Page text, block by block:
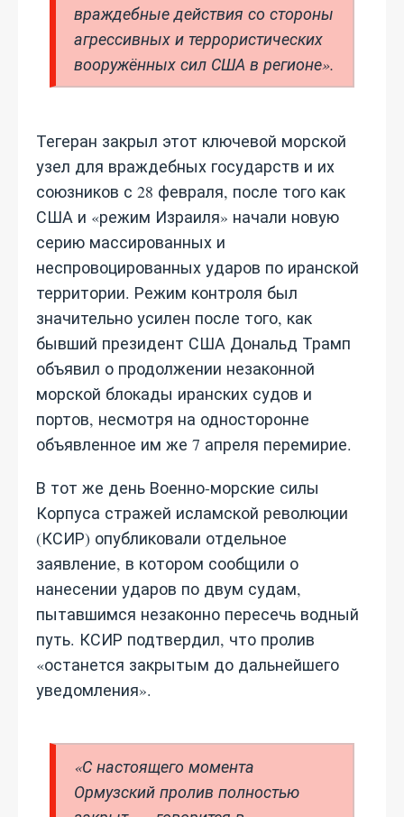
враждебные действия со стороны
агрессивных и террористических
вооружённых сил США в регионе».
Тегеран закрыл этот ключевой морской
узел для враждебных государств и их
союзников с 28 февраля, после того как
США и «режим Израиля» начали новую
серию массированных и
неспровоцированных ударов по иранской
территории. Режим контроля был
значительно усилен после того, как
бывший президент США Дональд Трамп
объявил о продолжении незаконной
морской блокады иранских судов и
портов, несмотря на односторонне
объявленное им же 7 апреля перемирие.
В тот же день Военно-морские силы
Корпуса стражей исламской революции
(КСИР) опубликовали отдельное
заявление, в котором сообщили о
нанесении ударов по двум судам,
пытавшимся незаконно пересечь водный
путь. КСИР подтвердил, что пролив
«останется закрытым до дальнейшего
уведомления».
«С настоящего момента
Ормузский пролив полностью